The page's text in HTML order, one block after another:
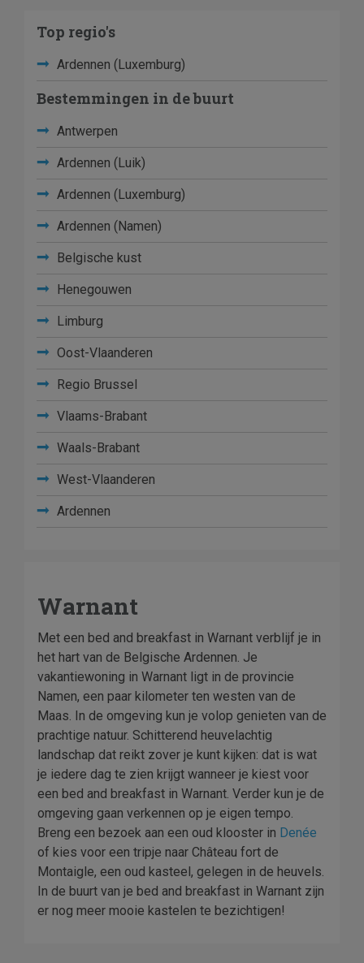
Top regio's
Ardennen (Luxemburg)
Bestemmingen in de buurt
Antwerpen
Ardennen (Luik)
Ardennen (Luxemburg)
Ardennen (Namen)
Belgische kust
Henegouwen
Limburg
Oost-Vlaanderen
Regio Brussel
Vlaams-Brabant
Waals-Brabant
West-Vlaanderen
Ardennen
Warnant
Met een bed and breakfast in Warnant verblijf je in
het hart van de Belgische Ardennen. Je
vakantiewoning in Warnant ligt in de provincie
Namen, een paar kilometer ten westen van de
Maas. In de omgeving kun je volop genieten van de
prachtige natuur. Schitterend heuvelachtig
landschap dat reikt zover je kunt kijken: dat is wat
je iedere dag te zien krijgt wanneer je kiest voor
een bed and breakfast in Warnant. Verder kun je de
omgeving gaan verkennen op je eigen tempo.
Breng een bezoek aan een oud klooster in Denée
of kies voor een tripje naar Château fort de
Montaigle, een oud kasteel, gelegen in de heuvels.
In de buurt van je bed and breakfast in Warnant zijn
er nog meer mooie kastelen te bezichtigen!